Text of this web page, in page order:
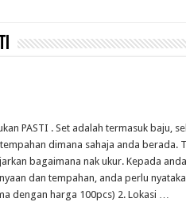
PASTI . Set adalah termasuk baju,
dimana sahaja anda berada.
bagaimana nak ukur. Kepada
dan tempahan, anda perlu
dengan harga 100pcs) 2. Lokasi …